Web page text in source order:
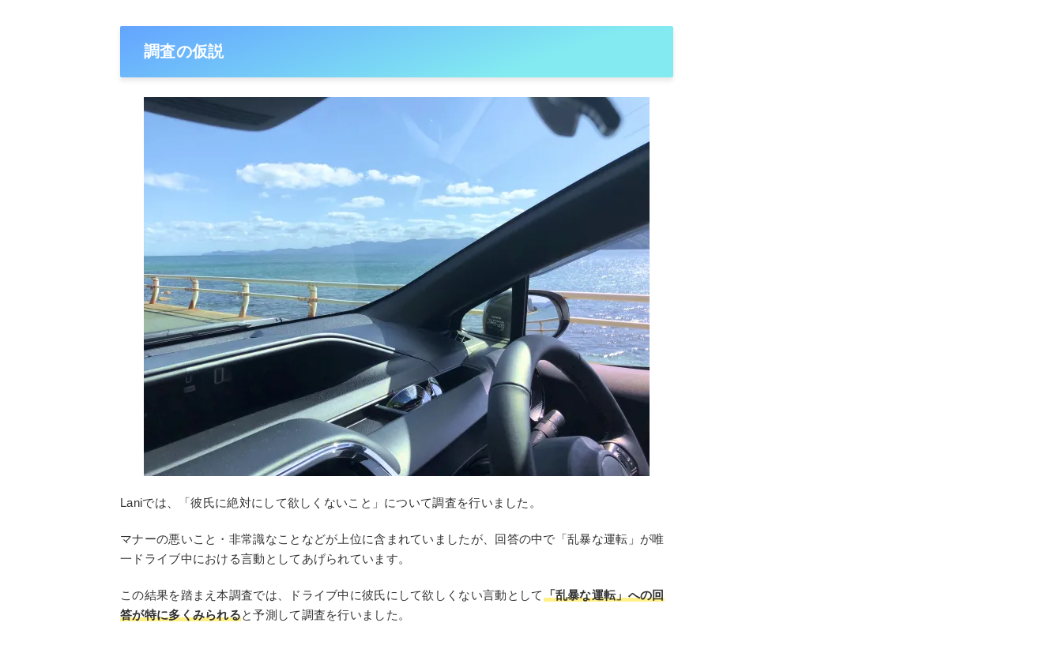
調査の仮説
Laniでは、「彼氏に絶対にして欲しくないこと」について調査を行いました。
マナーの悪いこと・非常識なことなどが上位に含まれていましたが、回答の中で「乱暴な運転」が唯
一ドライブ中における言動としてあげられています。
この結果を踏まえ本調査では、ドライブ中に彼氏にして欲しくない言動として「乱暴な運転」への回
答が特に多くみられると予測して調査を行いました。